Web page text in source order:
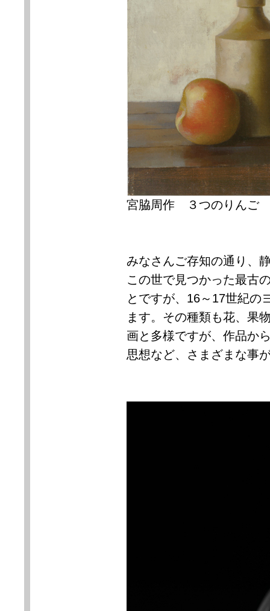
宮脇周作 ３つのりん
みなさんご存知の通り、
この世で見つかった最古
とですが、 16～ 17世紀の
ます。その種類も花、果
画と多様ですが、作品か
思想など、さまざまな事